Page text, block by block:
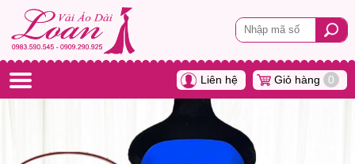
Liên hệ Giỏ hàng 0